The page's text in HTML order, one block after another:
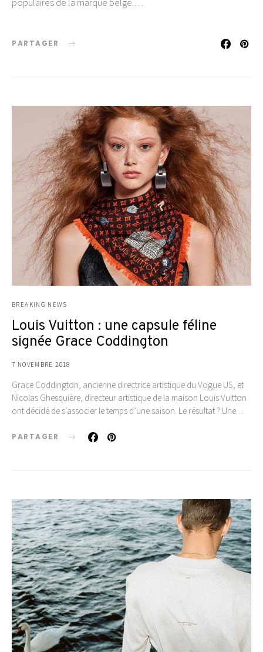
PARTAGER
BREAKING NEWS
Louis Vuitton : une capsule féline
signée Grace Coddington
7 NOVEMBRE 2018
Grace Coddington, ancienne directrice artistique du Vogue US, et
Nicolas Ghesquière, directeur artistique de la maison Louis Vuitton
ont décidé de s’associer le temps d’une saison. Le résultat ? Une…
PARTAGER